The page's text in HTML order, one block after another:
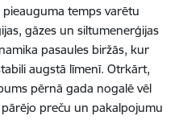
temps varētu
gāzes un siltumenerģijas
pasaules biržās, kur
augstā līmenī. Otrkārt,
pērnā gada nogalē vēl
preču un pakalpojumu